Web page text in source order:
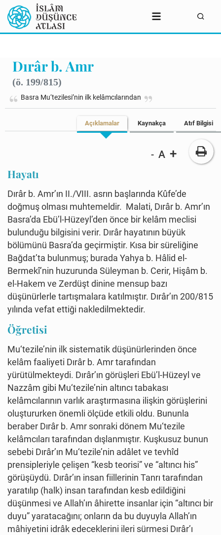
Dırâr b. Amr
(ö. 199/815)
Basra Mu‘tezilesi’nin ilk kelâmcılarından
Açıklamalar Kaynakça Atıf Bilgisi
- A +
Hayatı
Dırâr b. Amr’ın II./VIII. asrın başlarında Kûfe’de
doğmuş olması muhtemeldir. Malati, Dırâr b. Amr’ın
Basra’da Ebü’l-Hüzeyl’den önce bir kelâm meclisi
bulunduğu bilgisini verir. Dırâr hayatının büyük
bölümünü Basra’da geçirmiştir. Kısa bir süreliğine
Bağdat’ta bulunmuş; burada Yahya b. Hâlid el-
Bermekî’nin huzurunda Süleyman b. Cerir, Hişâm b.
el-Hakem ve Zerdüşt dinine mensup bazı
düşünürlerle tartışmalara katılmıştır. Dırâr’ın 200/815
yılında vefat ettiği nakledilmektedir.
Öğretisi
Mu‘tezile’nin ilk sistematik düşünürlerinden önce
kelâm faaliyeti Dırâr b. Amr tarafından
yürütülmekteydi. Dırâr’ın görüşleri Ebü’l-Hüzeyl ve
Nazzâm gibi Mu‘tezile’nin altıncı tabakası
kelâmcılarının varlık araştırmasına ilişkin görüşlerini
oluştururken önemli ölçüde etkili oldu. Bununla
beraber Dırâr b. Amr sonraki dönem Mu‘tezile
kelâmcıları tarafından dışlanmıştır. Kuşkusuz bunun
sebebi Dırâr’ın Mu‘tezile’nin adâlet ve tevhîd
prensipleriyle çelişen “kesb teorisi” ve “altıncı his”
görüşüydü. Dırâr’ın insan fiillerinin Tanrı tarafından
yaratılıp (halk) insan tarafından kesb edildiğini
düşünmesi ve Allah’ın âhirette insanlar için “altıncı bir
duyu” yaratacağını; onların da bu duyuyla Allah’ın
mâhiyetini idrâk edeceklerini ileri sürmesi Dırâr’ı